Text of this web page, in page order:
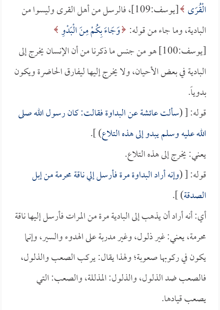
الْقُرَى
[يوسف:109]، فالرسل من أهل القرى وليسوا من
البادية، وما جاء من قوله: وَجَاءَ بِكُمْ مِنَ الْبَدْوِ
[يوسف:100] هو من جنس ما ذكرنا من أن الإنسان يخرج إلى
البادية في بعض الأحيان، ولا يخرج إليها ليفارق الحاضرة ويكون
بدوياً.
قوله: [ (سألتعائشةعن البداوة فقالت: كان رسول الله صلى
الله عليه وسلم يبدو إلى هذه التلاع) ].
يعني: يخرج إلى هذه التلاع.
قوله: [ (وإنه أراد البداوة مرة فأرسل إلي ناقة محرمة من إبل
الصدقة) ].
أي: أنه أراد أن يذهب إلى البادية مرة من المرات فأرسل إليها ناقة
محرمة، يعني: غير ذلول، وغير مدربة على الهدوء والسير، وإنما
يكون في ركوبها صعوبة؛ ولهذا يقال: يركب الصعب والذلول،
فالصعب ضد الذلول، والذلول: المذللة، والصعب: التي
يصعب قيادها.